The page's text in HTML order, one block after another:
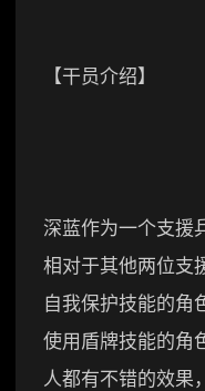
【干员介绍】
深蓝作为一个支援
相对于其他两位支
自我保护技能的角
使用盾牌技能的角
人都有不错的效果